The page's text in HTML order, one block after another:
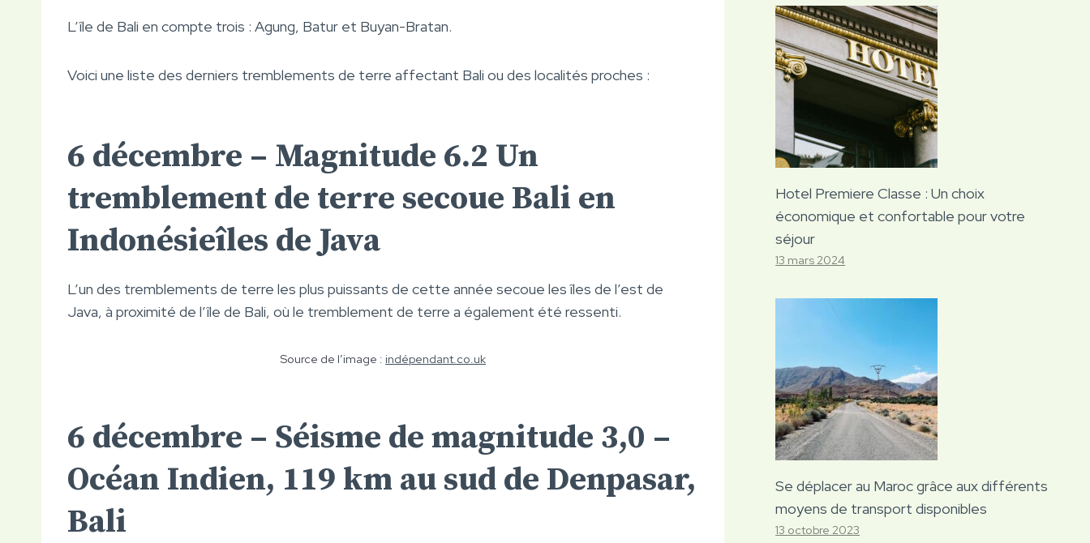
L’île de Bali en compte trois : Agung, Batur et Buyan-Bratan.
Voici une liste des derniers tremblements de terre affectant Bali ou des localités proches :
6 décembre – Magnitude 6.2 Un
tremblement de terre secoue Bali en
Indonésieîles de Java
L’un des tremblements de terre les plus puissants de cette année secoue les îles de l’est de
Java, à proximité de l’île de Bali, où le tremblement de terre a également été ressenti.
Source de l’image : indépendant.co.uk
6 décembre – Séisme de magnitude 3,0 –
Océan Indien, 119 km au sud de Denpasar,
Bali
Hotel Premiere Classe : Un choix
économique et confortable pour votre
séjour
13 mars 2024
Se déplacer au Maroc grâce aux différents
moyens de transport disponibles
13 octobre 2023